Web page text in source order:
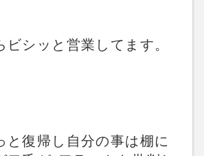
ビシッと営業してます。
と復帰し自分の事は棚に